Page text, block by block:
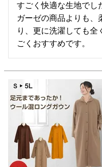
すごく快適な生地でし
ガーゼの商品よりも、
り、更に洗濯しても全
ごくおすすめです。